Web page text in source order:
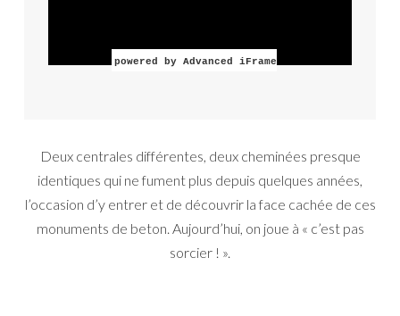
powered by Advanced iFrame
Deux centrales différentes, deux cheminées presque
identiques qui ne fument plus depuis quelques années,
l’occasion d’y entrer et de découvrir la face cachée de ces
monuments de beton. Aujourd’hui, on joue à « c’est pas
sorcier ! ».